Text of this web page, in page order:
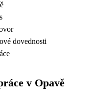
dovednosti
v Opavě